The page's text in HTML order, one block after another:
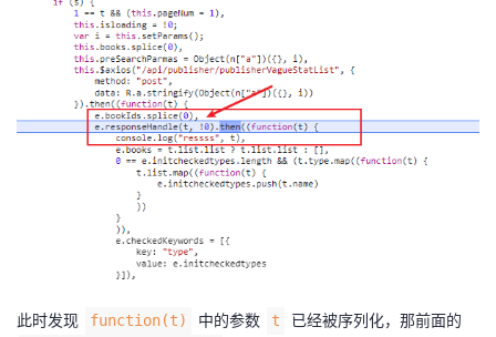
此时发现 function(t) 中的参数 t 已经被序列化，那前面的